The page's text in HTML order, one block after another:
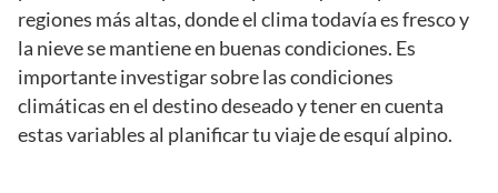
regiones más altas, donde el clima todavía es fresco y
la nieve se mantiene en buenas condiciones. Es
importante investigar sobre las condiciones
climáticas en el destino deseado y tener en cuenta
estas variables al planificar tu viaje de esquí alpino.